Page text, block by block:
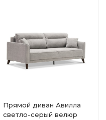
Прямой диван Авилла
светло-серый велюр